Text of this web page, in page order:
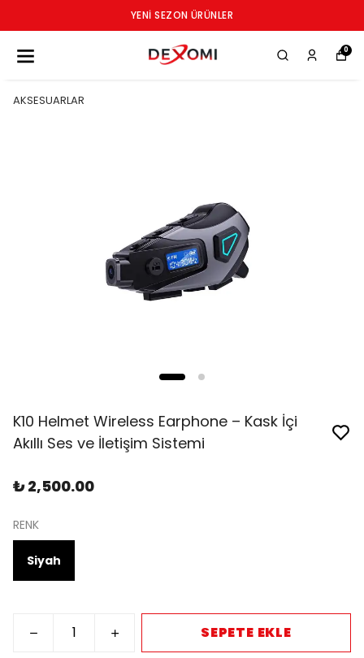
YENI SEZON ÜRÜNLER
0
AKSESUARLAR
K10 Helmet Wireless Earphone – Kask İçi
Akıllı Ses ve İletişim Sistemi
₺ 2,500.00
RENK
Siyah
SEPETE EKLE